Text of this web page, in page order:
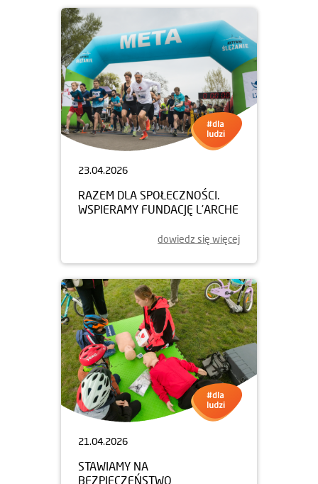
23.04.2026
RAZEM DLA SPOŁECZNOŚCI.
WSPIERAMY FUNDACJĘ L’ARCHE
dowiedz się więcej
21.04.2026
STAWIAMY NA
BEZPIECZEŃSTWO